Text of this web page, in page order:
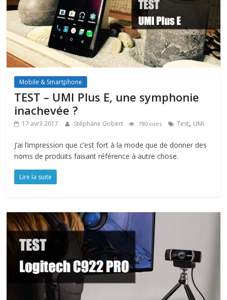
Mobile & Smartphone
TEST – UMI Plus E, une symphonie
inachevée ?
17 avril 2017 Stéphane Gobert 780 vues Test, UMi
J’ai l’impression que c’est fort à la mode que de donner des
noms de produits faisant référence à autre chose.
Lire la suite